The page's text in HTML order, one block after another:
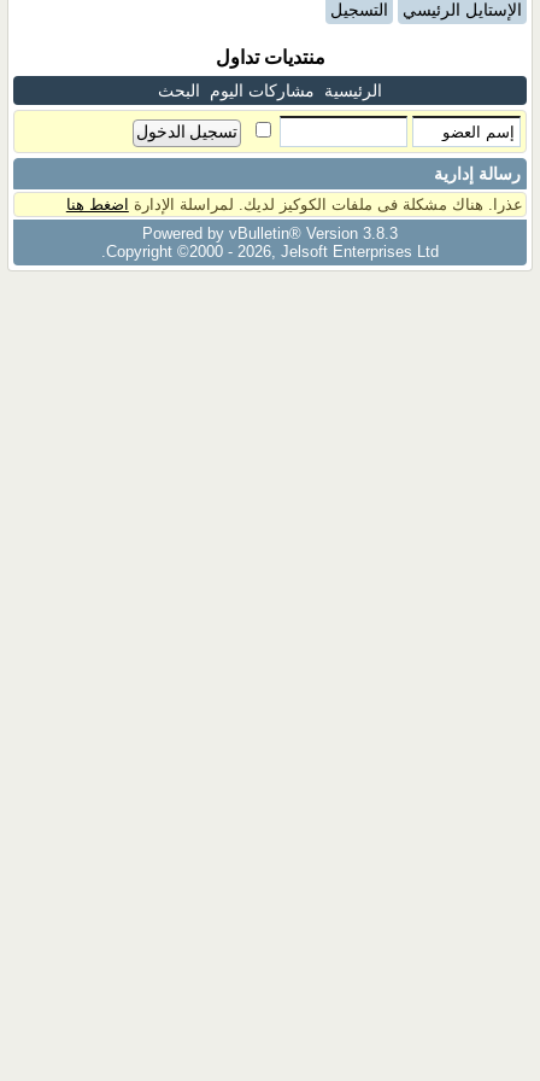
الإستايل الرئيسي التسجيل
منتديات تداول
الرئيسية مشاركات اليوم البحث
رسالة إدارية
عذرا. هناك مشكلة فى ملفات الكوكيز لديك. لمراسلة الإدارة اضغط هنا
Powered by vBulletin® Version 3.8.3
Copyright ©2000 - 2026, Jelsoft Enterprises Ltd.